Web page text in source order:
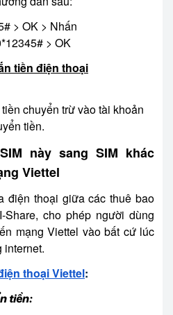
> OK > Nhấn
> OK
tiền điện thoại
chuyển trừ vào tài khoản
tiền.
này sang SIM khác
Viettel
điện thoại giữa các thuê bao
cho phép người dùng
mạng Viettel vào bất cứ lúc
internet.
thoại Viettel:
tiền: